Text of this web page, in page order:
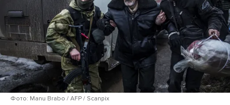
Фото: Manu Brabo / AFP / Scanpix